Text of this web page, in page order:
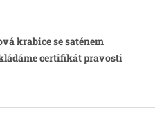
krabice se saténem
certifikát pravosti